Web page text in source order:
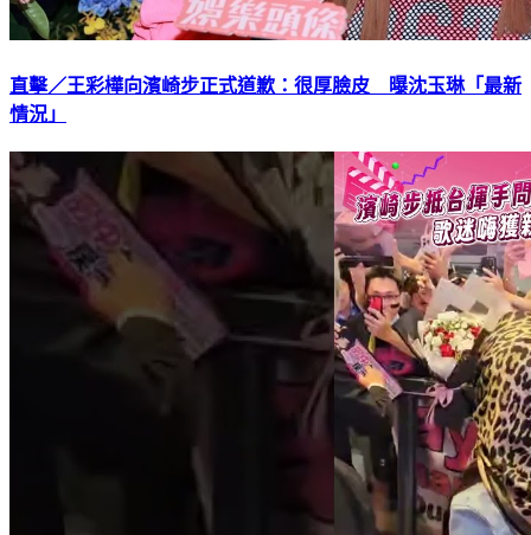
情況」